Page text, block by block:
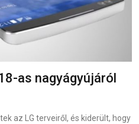
as nagyágyújáról
az LG terveiről, és kiderült, hogy